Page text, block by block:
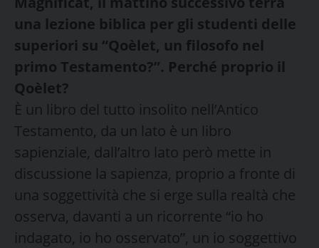
una lezione biblica per gli studenti delle
superiori su “Qoèlet, un filosofo nel
primo Testamento?”. Perché proprio il
Qoèlet?
È un libro del tutto insolito nell’Antico
Testamento, da un lato è un libro
sapienziale, dall’altro lato però mette in
discussione la sapienza, proprio a fronte di
una soggettività che si erge sulla realtà che
osserva, davanti a un ricorrente “io ho
indagato, io ho osservato”, un io soggettivo